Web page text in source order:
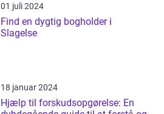
01 juli 2024
Find en dygtig bogholder i
Slagelse
18 januar 2024
Hjælp til forskudsopgørelse: En